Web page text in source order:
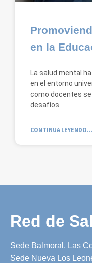
en la
La salud mental
en el entorno
como docentes
desafíos
CONTINUA LEYENDO...
Red de
Sede Balmoral, Las
Sede Nueva Los